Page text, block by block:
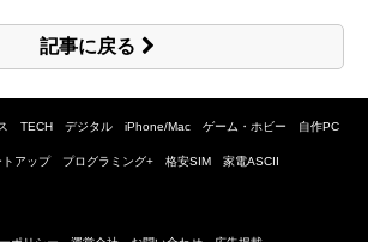
記事に戻る
TECH デジタル iPhone/Mac ゲーム・ホビー 自作PC
トアップ プログラミング+ 格安SIM 家電ASCII